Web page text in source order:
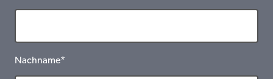
Nachname*